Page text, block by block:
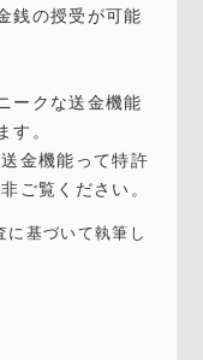
銭の授受が可能
ークな送金機能
す。
金機能って特許
ご覧ください。
基づいて執筆し